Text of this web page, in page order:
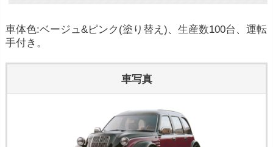
車体色:ベージュ&ピンク(塗り替え)、生産数100台、運転
手付き。
車写真